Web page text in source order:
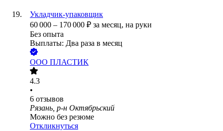
Укладчик-упаковщик
60 000 – 170 000 ₽ за месяц, на руки
Без опыта
Выплаты: Два раза в месяц
ООО ПЛАСТИК
4.3
•
6 отзывов
Рязань, р-н Октябрьский
Можно без резюме
Откликнуться